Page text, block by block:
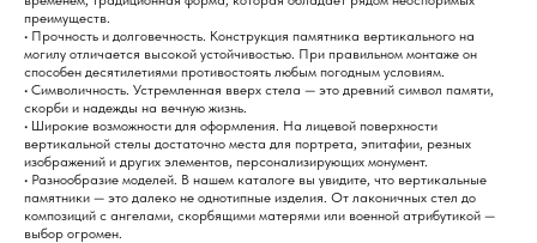
преимуществ.
• Прочность и долговечность. Конструкция памятника вертикального на
могилу отличается высокой устойчивостью. При правильном монтаже он
способен десятилетиями противостоять любым погодным условиям.
• Символичность. Устремленная вверх стела — это древний символ памяти,
скорби и надежды на вечную жизнь.
• Широкие возможности для оформления. На лицевой поверхности
вертикальной стелы достаточно места для портрета, эпитафии, резных
изображений и других элементов, персонализирующих монумент.
• Разнообразие моделей. В нашем каталоге вы увидите, что вертикальные
памятники — это далеко не однотипные изделия. От лаконичных стел до
композиций с ангелами, скорбящими матерями или военной атрибутикой —
выбор огромен.